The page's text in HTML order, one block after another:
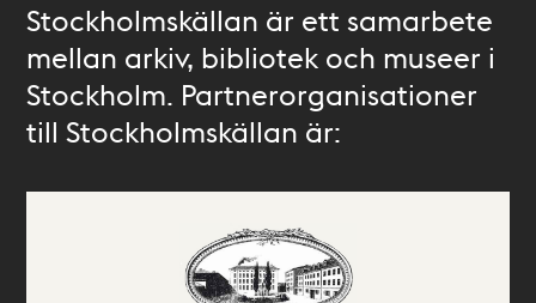
Stockholmskällan är ett samarbete
mellan arkiv, bibliotek och museer i
Stockholm. Partnerorganisationer
till Stockholmskällan är: